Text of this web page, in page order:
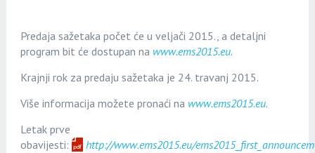
Predaja sažetaka počet će u veljači 2015., a detaljni
program bit će dostupan na www.ems2015.eu.
Krajnji rok za predaju sažetaka je 24. travanj 2015.
Više informacija možete pronaći na www.ems2015.eu.
Letak prve
obavijesti:
http://www.ems2015.eu/